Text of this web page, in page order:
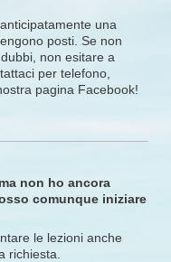
una
posti. Se non
non esitare a
per telefono,
pagina Facebook!
non ho ancora
comunque iniziare
le lezioni anche
richiesta.